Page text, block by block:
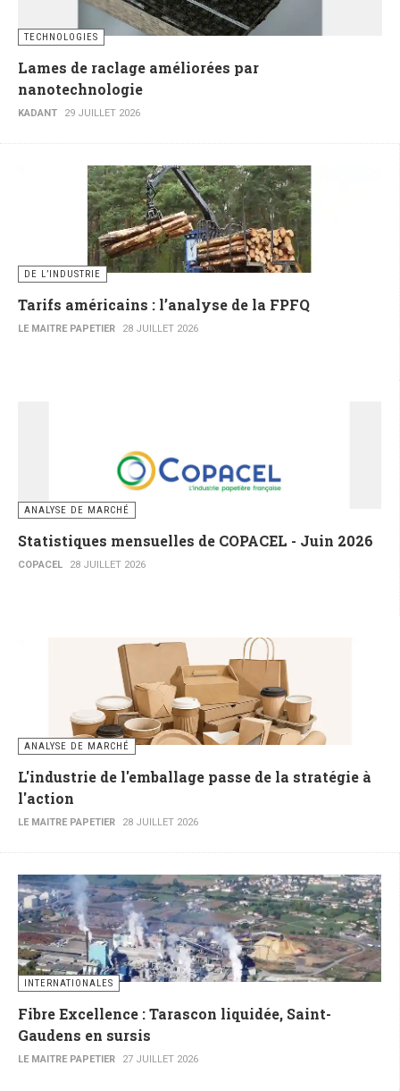
TECHNOLOGIES
Lames de raclage améliorées par
nanotechnologie
KADANT 29 JUILLET 2026
DE L’INDUSTRIE
Tarifs américains : l’analyse de la FPFQ
LE MAITRE PAPETIER 28 JUILLET 2026
ANALYSE DE MARCHÉ
Statistiques mensuelles de COPACEL - Juin 2026
COPACEL 28 JUILLET 2026
ANALYSE DE MARCHÉ
L'industrie de l'emballage passe de la stratégie à
l'action
LE MAITRE PAPETIER 28 JUILLET 2026
INTERNATIONALES
Fibre Excellence : Tarascon liquidée, Saint-
Gaudens en sursis
LE MAITRE PAPETIER 27 JUILLET 2026